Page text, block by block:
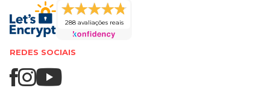
288 avaliações reais
REDES SOCIAIS